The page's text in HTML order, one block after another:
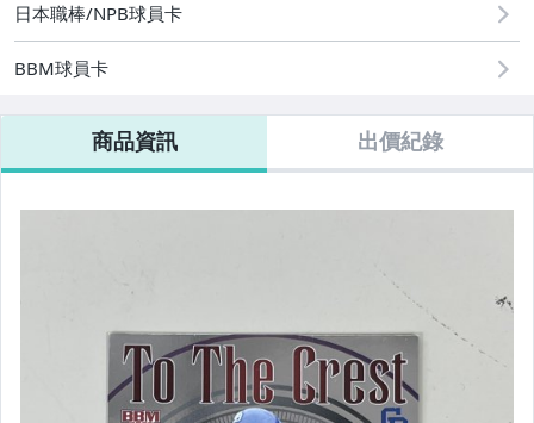
日本職棒/NPB球員卡
BBM球員卡
商品資訊 出價紀錄